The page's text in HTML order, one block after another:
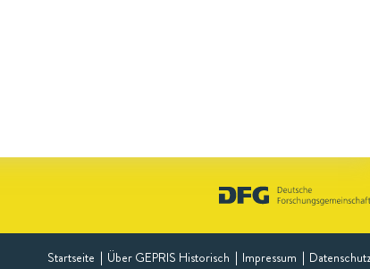
Startseite Über GEPRIS Historisch Impressum Datenschutz